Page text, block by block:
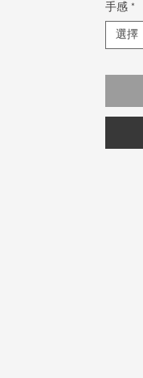
手感 *
選擇